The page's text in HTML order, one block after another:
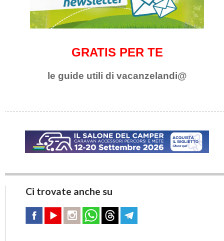
GRATIS PER TE
le guide utili di vacanzelandi@
Ci trovate anche su